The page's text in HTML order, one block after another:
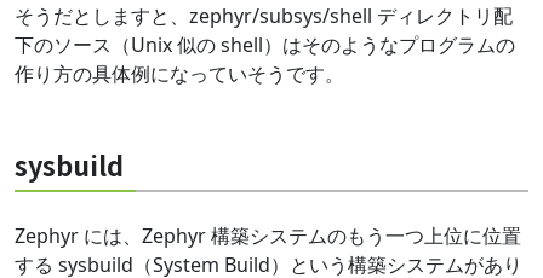
そうだとしますと、zephyr/subsys/shell ディレクトリ配
下のソース（Unix 似の shell）はそのようなプログラムの
作り方の具体例になっていそうです。
sysbuild
Zephyr には、Zephyr 構築システムのもう一つ上位に位置
する sysbuild（System Build）という構築システムがあり